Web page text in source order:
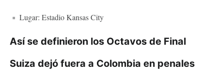
Lugar: Estadio Kansas City
Así se definieron los Octavos de Final
Suiza dejó fuera a Colombia en penales